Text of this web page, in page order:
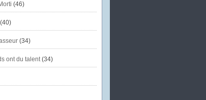
(46)
(40)
(34)
ont du talent(34)